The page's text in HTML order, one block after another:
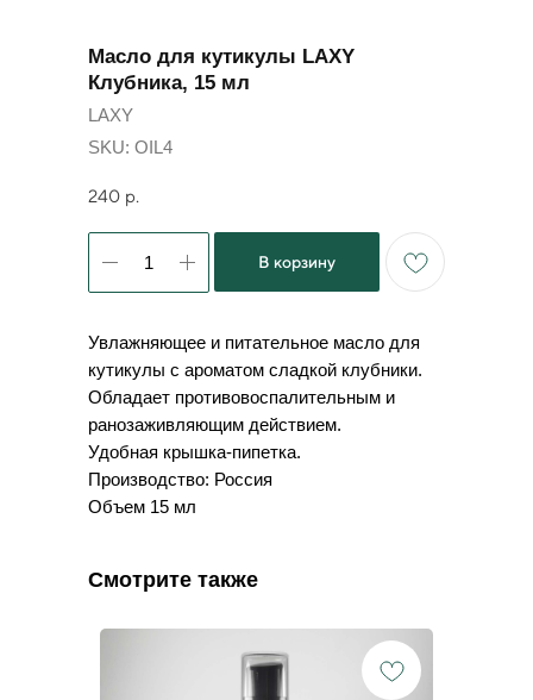
Масло для кутикулы LAXY
Клубника, 15 мл
LAXY
SKU: OIL4
240 р.
В корзину
Увлажняющее и питательное масло для
кутикулы с ароматом сладкой клубники.
Обладает противовоспалительным и
ранозаживляющим действием.
Удобная крышка-пипетка.
Производство: Россия
Объем 15 мл
Смотрите также